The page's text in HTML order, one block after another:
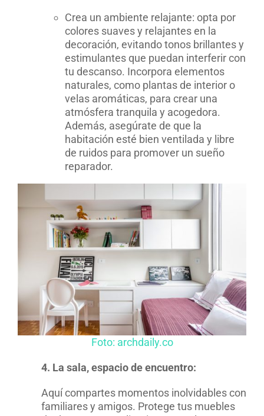
Crea un ambiente relajante: opta por
colores suaves y relajantes en la
decoración, evitando tonos brillantes y
estimulantes que puedan interferir con
tu descanso. Incorpora elementos
naturales, como plantas de interior o
velas aromáticas, para crear una
atmósfera tranquila y acogedora.
Además, asegúrate de que la
habitación esté bien ventilada y libre
de ruidos para promover un sueño
reparador.
Foto: archdaily.co
4. La sala, espacio de encuentro:
Aquí compartes momentos inolvidables con
familiares y amigos. Protege tus muebles